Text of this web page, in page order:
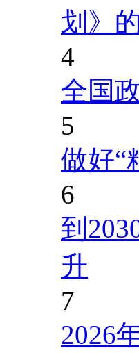
划》
4
全国
5
做好“
6
到
升
7
2026